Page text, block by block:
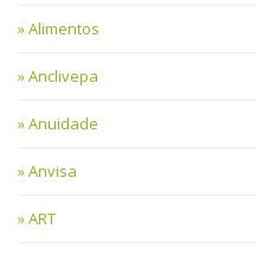
Alimentos
Anclivepa
Anuidade
Anvisa
ART